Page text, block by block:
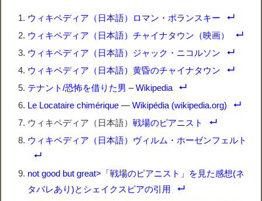
ウィキペディア（日本語）ロマン・ポランスキー
ウィキペディア（日本語）チャイナタウン（映画）
ウィキペディア（日本語）ジャック・ニコルソン
ウィキペディア（日本語）黄昏のチャイナタウン
テナント/恐怖を借りた男 – Wikipedia
Le Locataire chimérique — Wikipédia (wikipedia.org)
ウィキペディア（日本語）戦場のピアニスト
ウィキペディア（日本語）ヴィルム・ホーゼンフェルト
not good but great>「戦場のピアニスト」を見た感想(ネ
タバレあり)とシェイクスピアの引用